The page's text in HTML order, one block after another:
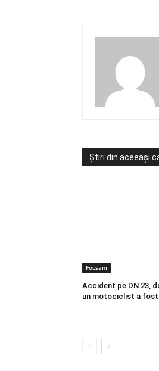
Știri din aceeași
Focsani
Accident pe DN 23,
un motociclist a